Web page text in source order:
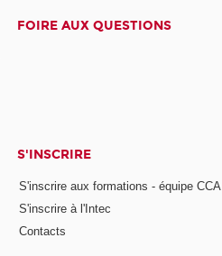
FOIRE AUX QUESTIONS
S'INSCRIRE
S'inscrire aux formations - équipe CCA
S'inscrire à l'Intec
Contacts